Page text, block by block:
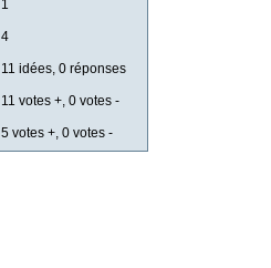
1
4
11 idées, 0 réponses
11 votes +, 0 votes -
5 votes +, 0 votes -